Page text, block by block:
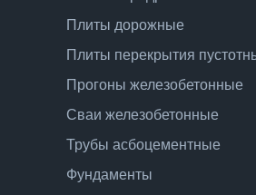
Плиты дорожные
Плиты перекрытия
Прогоны железобетонные
Сваи железобетонные
Трубы асбоцементные
Фундаменты